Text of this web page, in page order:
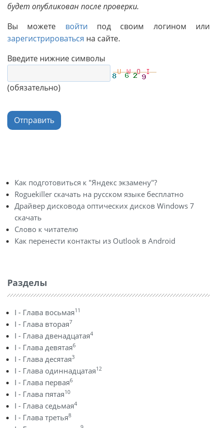
будет опубликован после проверки.
Вы можете войти под своим логином или
зарегистрироваться на сайте.
Введите нижние символы
(обязательно)
Отправить
Как подготовиться к "Яндекс экзамену"?
Roguekiller скачать на русском языке бесплатно
Драйвер дисковода оптических дисков Windows 7
скачать
Слово к читателю
Как перенести контакты из Outlook в Android
Разделы
I - Глава восьмая11
I - Глава вторая7
I - Глава двенадцатая4
I - Глава девятая6
I - Глава десятая3
I - Глава одиннадцатая12
I - Глава первая6
I - Глава пятая10
I - Глава седьмая4
I - Глава третья8